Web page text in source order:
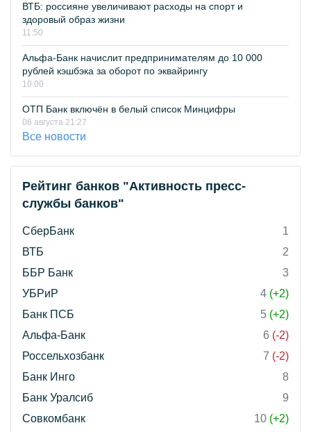
ВТБ: россияне увеличивают расходы на спорт и
здоровый образ жизни
11:50
Альфа-Банк начислит предпринимателям до 10 000
рублей кэшбэка за оборот по эквайрингу
10:00
ОТП Банк включён в белый список Минцифры
06 августа 21:27
Все новости
Рейтинг банков "Активность пресс-
службы банков"
СберБанк
1
ВТБ
2
ББР Банк
3
УБРиР
4 (+2)
Банк ПСБ
5 (+2)
Альфа-Банк
6 (-2)
Россельхозбанк
7 (-2)
Банк Инго
8
Банк Уралсиб
9
Совкомбанк
10 (+2)